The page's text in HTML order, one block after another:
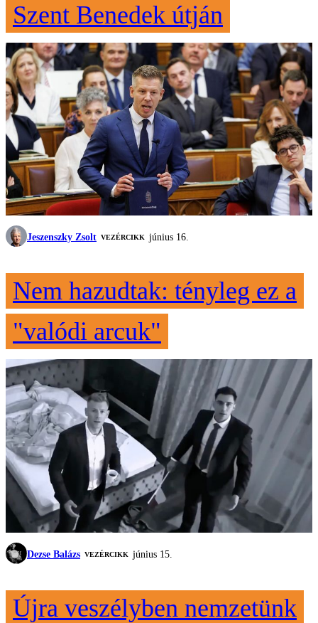
Szent Benedek útján
Jeszenszky Zsolt VEZÉRCIKK június 16.
Nem hazudtak: tényleg ez a
"valódi arcuk"
Dezse Balázs VEZÉRCIKK június 15.
Újra veszélyben nemzetünk